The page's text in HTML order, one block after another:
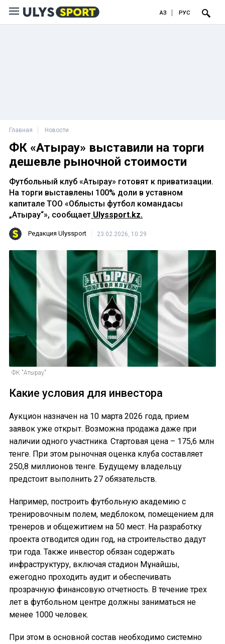
ҚАЗ РУС
Главная Новости
ФК «Атырау» выставили на торги
дешевле рыночной стоимости
Футбольный клуб «Атырау» готовят к приватизации.
На торги выставлены 100% доли в уставном
капитале ТОО «Облыстық футбол командасы
„Атырау“», сообщает Ulyssport.kz.
Редакция Ulyssport 23.02.2026, 10:29
ФК "Атырау"
Какие условия для инвестора
Аукцион назначен на 10 марта 2026 года, прием
заявок уже открыт. Возможна продажа даже при
наличии одного участника. Стартовая цена – 175,6 млн
тенге. При этом рыночная оценка клуба составляет
250,8 миллионов тенге. Будущему владельцу
предстоит выполнить 27 обязательств.
Например, построить футбольную академию с
тренировочным полем, медблоком, помещением для
тренеров и общежитием на 50 мест. На разработку
проекта отводится один год, на строительство дадут
три года. Также инвестор обязан содержать
инфраструктуру, включая стадион Мұнайшы,
ежегодно проходить аудит и обеспечивать
прозрачную финансовую отчетность. В течение трех
лет в футбольном центре должны заниматься не
менее 1000 человек.
При этом в основной состав необходимо системно